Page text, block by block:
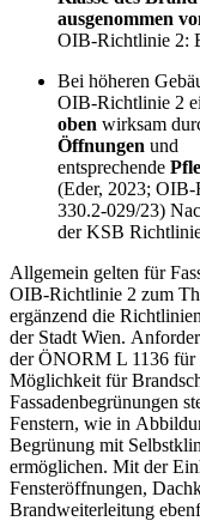
ausgenommen
OIB-Richtlinie 2:
Bei höheren
OIB-Richtlinie 2
oben wirksam
Öffnungen und
entsprechende
(Eder, 2023;
330.2-029/23)
derKSB
Allgemein gelten für
OIB-Richtlinie 2 zum
ergänzend die
der Stadt Wien.
der ÖNORM L 1136 für
Möglichkeit für
Fassadenbegrünungen
Fenstern, wie in
Begrünung mit
ermöglichen. Mit der
Fensteröffnungen,
Brandweiterleitung